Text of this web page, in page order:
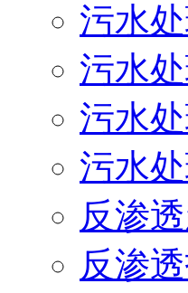
污水
污水
污水
污水
反渗
反渗